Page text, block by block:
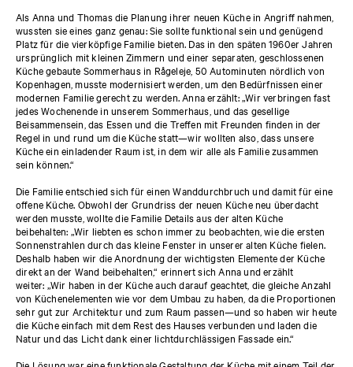
Als Anna und Thomas die Planung ihrer neuen Küche in Angriff nahmen,
wussten sie eines ganz genau: Sie sollte funktional sein und genügend
Platz für die vierköpfige Familie bieten. Das in den späten 1960er Jahren
ursprünglich mit kleinen Zimmern und einer separaten, geschlossenen
Küche gebaute Sommerhaus in Rågeleje, 50 Autominuten nördlich von
Kopenhagen, musste modernisiert werden, um den Bedürfnissen einer
modernen Familie gerecht zu werden. Anna erzählt: „Wir verbringen fast
jedes Wochenende in unserem Sommerhaus, und das gesellige
Beisammensein, das Essen und die Treffen mit Freunden finden in der
Regel in und rund um die Küche statt—wir wollten also, dass unsere
Küche ein einladender Raum ist, in dem wir alle als Familie zusammen
sein können.“
Die Familie entschied sich für einen Wanddurchbruch und damit für eine
offene Küche. Obwohl der Grundriss der neuen Küche neu überdacht
werden musste, wollte die Familie Details aus der alten Küche
beibehalten: „Wir liebten es schon immer zu beobachten, wie die ersten
Sonnenstrahlen durch das kleine Fenster in unserer alten Küche fielen.
Deshalb haben wir die Anordnung der wichtigsten Elemente der Küche
direkt an der Wand beibehalten,“ erinnert sich Anna und erzählt
weiter: „Wir haben in der Küche auch darauf geachtet, die gleiche Anzahl
von Küchenelementen wie vor dem Umbau zu haben, da die Proportionen
sehr gut zur Architektur und zum Raum passen—und so haben wir heute
die Küche einfach mit dem Rest des Hauses verbunden und laden die
Natur und das Licht dank einer lichtdurchlässigen Fassade ein.“